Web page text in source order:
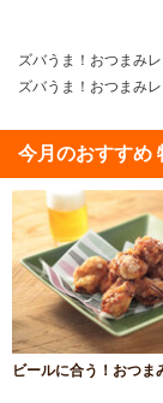
ズバうま！おつまみ
ズバうま！おつまみ
今月のおすすめ
ビールに合う！おつま